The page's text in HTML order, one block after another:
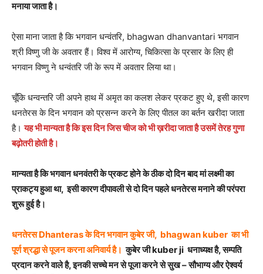
मनाया जाता है।
ऐसा माना जाता है कि भगवान धन्वंतरि, bhagwan dhanvantari भगवान
श्री विष्णु जी के अवतार हैं। विश्व में आरोग्य, चिकित्सा के प्रसार के लिए ही
भगवान विष्णु ने धन्वंतरि जी के रूप में अवतार लिया था।
चूँकि धन्वन्तरि जी अपने हाथ में अमृत का कलश लेकर प्रकट हुए थे, इसी कारण
धनतेरस के दिन भगवान को प्रसन्न करने के लिए पीतल का बर्तन खरीदा जाता
है।यह भी मान्यता है कि इस दिन जिस चीज को भी ख़रीदा जाता है उसमें तेरह गुणा
बढ़ोतरी होती है।
मान्यता है कि भगवान धनवंतरी के प्रकट होने के ठीक दो दिन बाद मां लक्ष्मी का
प्राकट्य हुआ था, इसी कारण दीपावली से दो दिन पहले धनतेरस मनाने की परंपरा
शुरू हुई है।
धनतेरस Dhanteras के दिन भगवान कुबेर जी, bhagwan kuber का भी
पूर्ण श्रद्धा से पूजन करना अनिवार्य है। कुबेर जी kuber ji धनाध्यक्ष है, सम्पति
प्रदान करने वाले है, इनकी सच्चे मन से पूजा करने से सुख – सौभाग्य और ऐश्वर्य